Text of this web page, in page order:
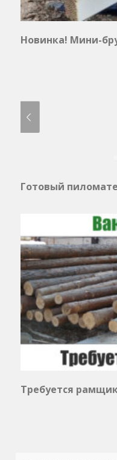
Новинка! Мини-
Готовый
Требуется